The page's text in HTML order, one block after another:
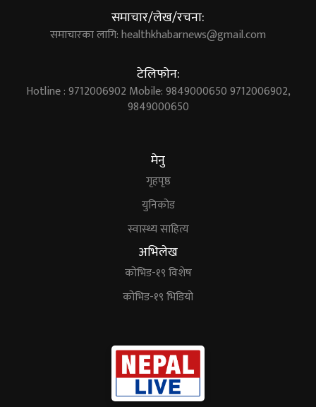
समाचार/लेख/रचना:
समाचारका लागि:healthkhabarnews@gmail.com
टेलिफोन:
Hotline : 9712006902 Mobile: 9849000650 9712006902,
9849000650
मेनु
गृहपृष्ठ
युनिकोड
स्वास्थ्य साहित्य
अभिलेख
कोभिड-१९ विशेष
कोभिड-१९ भिडियो